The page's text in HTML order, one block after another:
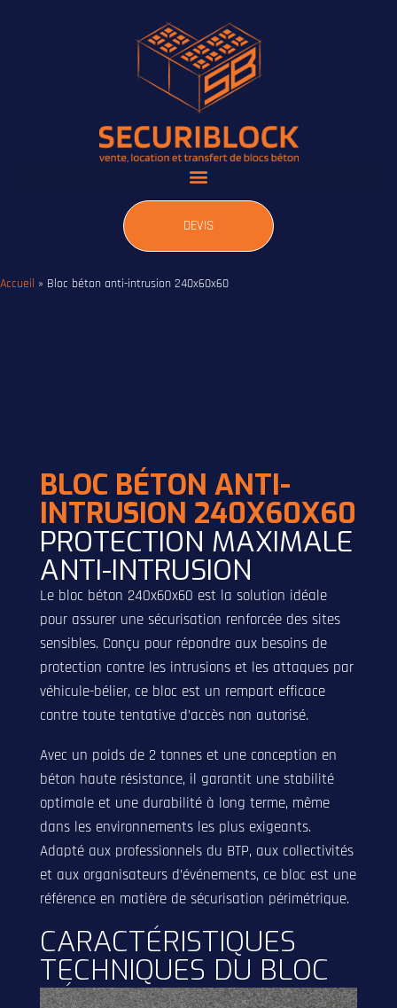
DEVIS
Accueil » Bloc béton anti-intrusion 240x60x60
BLOC BÉTON ANTI-
INTRUSION 240X60X60
PROTECTION MAXIMALE
ANTI-INTRUSION
Le bloc béton 240x60x60 est la solution idéale
pour assurer une sécurisation renforcée des sites
sensibles. Conçu pour répondre aux besoins de
protection contre les intrusions et les attaques par
véhicule-bélier, ce bloc est un rempart efficace
contre toute tentative d’accès non autorisé.
Avec un poids de 2 tonnes et une conception en
béton haute résistance, il garantit une stabilité
optimale et une durabilité à long terme, même
dans les environnements les plus exigeants.
Adapté aux professionnels du BTP, aux collectivités
et aux organisateurs d’événements, ce bloc est une
référence en matière de sécurisation périmétrique.
CARACTÉRISTIQUES
TECHNIQUES DU BLOC
BÉTON 240X60X60